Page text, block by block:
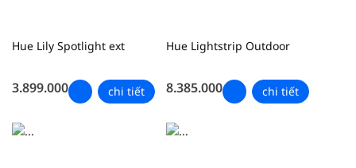
Hue Lily Spotlight ext
3.899.000 chi tiết
Hue Lightstrip Outdoor
8.385.000 chi tiết